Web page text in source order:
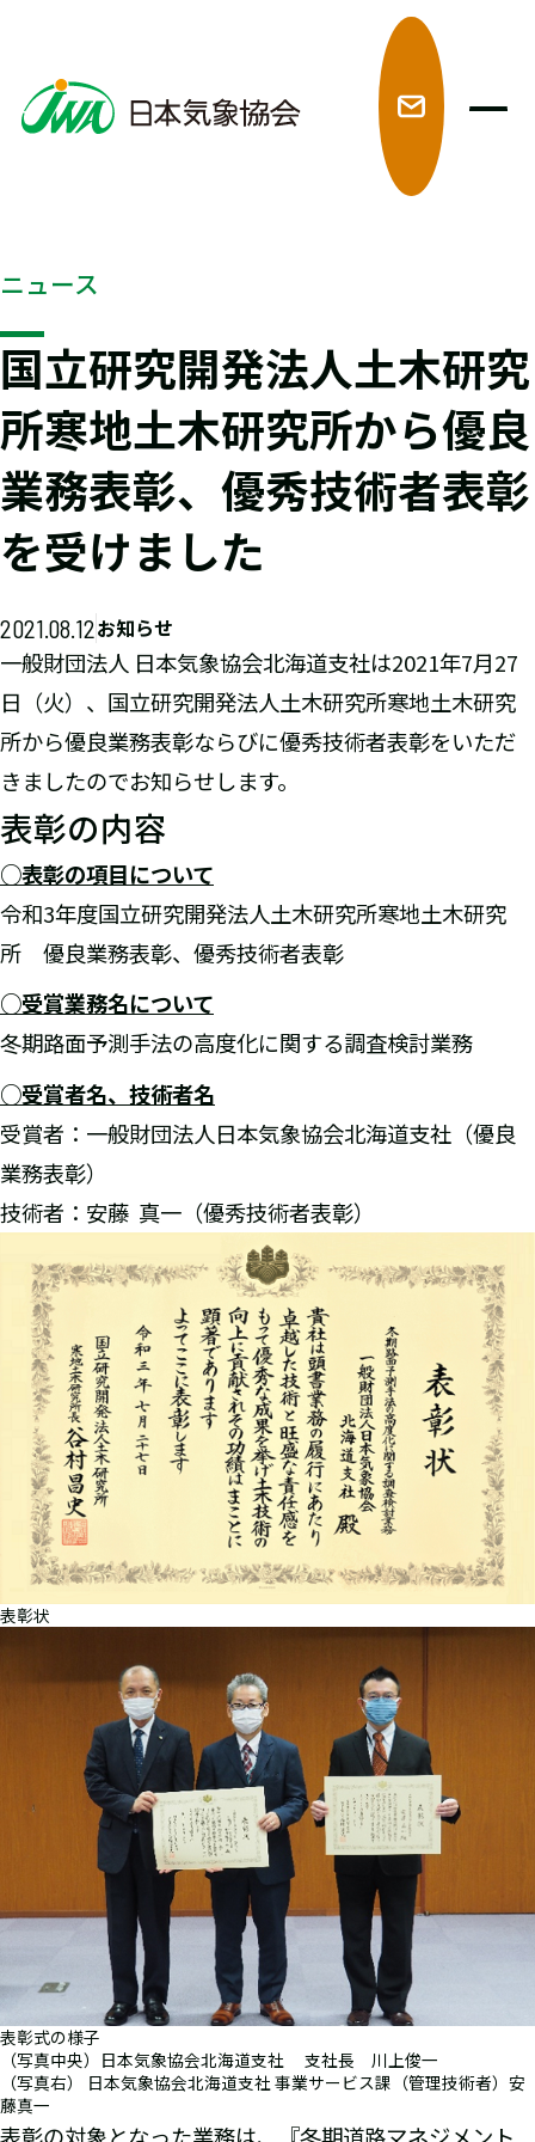
ニュース
国立研究開発法人土木研究
所寒地土木研究所から優良
業務表彰、優秀技術者表彰
を受けました
2021.08.12お知らせ
一般財団法人 日本気象協会北海道支社は2021年7月27
日（火）、国立研究開発法人土木研究所寒地土木研究
所から優良業務表彰ならびに優秀技術者表彰をいただ
きましたのでお知らせします。
表彰の内容
○表彰の項目について
令和3年度国立研究開発法人土木研究所寒地土木研究
所 優良業務表彰、優秀技術者表彰
○受賞業務名について
冬期路面予測手法の高度化に関する調査検討業務
○受賞者名、技術者名
受賞者：一般財団法人日本気象協会北海道支社（優良
業務表彰）
技術者：安藤 真一（優秀技術者表彰）
表彰状
表彰式の様子
（写真中央）日本気象協会北海道支社 支社長 川上俊一
（写真右） 日本気象協会北海道支社 事業サービス課（管理技術者）安
藤真一